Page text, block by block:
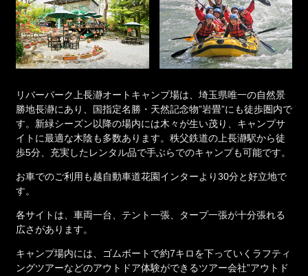
リバーパーク上長瀞オートキャンプ場は、埼玉県唯一の自然景
勝地長瀞にあり、国指定名勝・天然記念物”岩畳”にも徒歩圏内で
す。新緑シーズン以降の場内には木々が生い茂り、キャンプサ
イトに最適な木陰も多数あります。秩父鉄道の上長瀞駅から徒
歩5分、充実したレンタル品で手ぶらでのキャンプも可能です。
お車でのご利用も越自動車道花園インターより30分と好立地で
す。
各サイトは、車両一台、テント一張、タープ一張が十分張れる
広さがあります。
キャンプ場内には、ゴムボートで約7キロを下っていくラフティ
ングツアーなどのアウトドア体験ができるツアー会社”アウトド